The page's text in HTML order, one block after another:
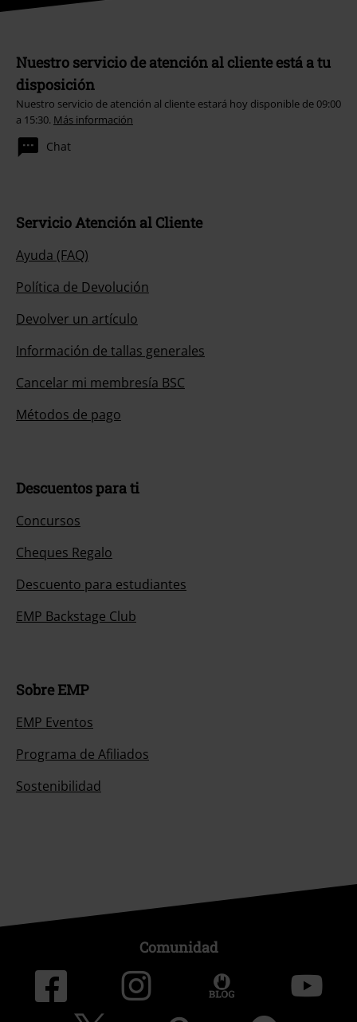
Nuestro servicio de atención al cliente está a tu
disposición
Nuestro servicio de atención al cliente estará hoy disponible de 09:00
a 15:30. Más información
Chat
Servicio Atención al Cliente
Ayuda (FAQ)
Política de Devolución
Devolver un artículo
Información de tallas generales
Cancelar mi membresía BSC
Métodos de pago
Descuentos para ti
Concursos
Cheques Regalo
Descuento para estudiantes
EMP Backstage Club
Sobre EMP
EMP Eventos
Programa de Afiliados
Sostenibilidad
Comunidad